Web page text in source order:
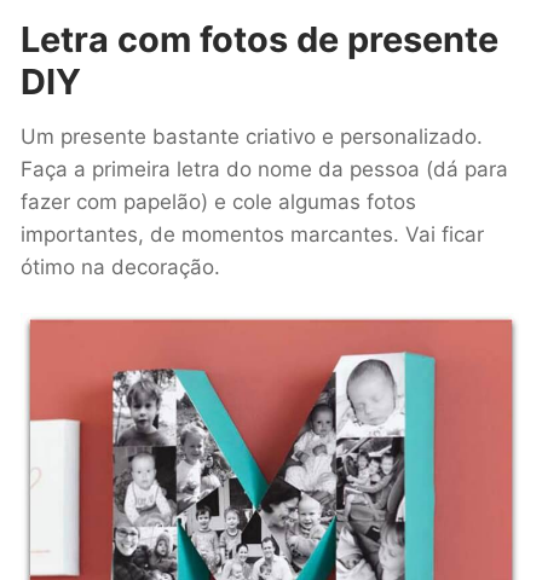
Letra com fotos de presente
DIY
Um presente bastante criativo e personalizado.
Faça a primeira letra do nome da pessoa (dá para
fazer com papelão) e cole algumas fotos
importantes, de momentos marcantes. Vai ficar
ótimo na decoração.